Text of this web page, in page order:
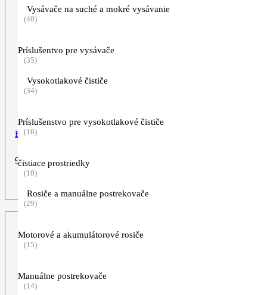
Bunda softshell modrá
99,90€
Pôvodná
cena
99,90€.
49,90€Aktuálna
cena
49,90€.
Vysávače na suché a mokré vysávanie
(40)
Príslušentvo pre vysávače
(35)
Vysokotlakové čističe
(34)
Príslušenstvo pre vysokotlakové čističe
(16)
čistiace prostriedky
(10)
Rosiče a manuálne postrekovače
(29)
Motorové a akumulátorové rosiče
(15)
Manuálne postrekovače
(14)